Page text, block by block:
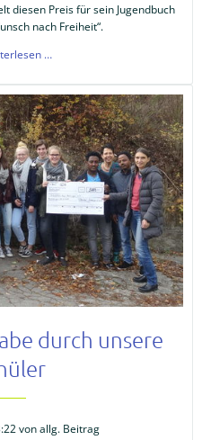
diesen Preis für sein Jugendbuch
nach Freiheit“.
…Unsere
treffen
Rafik
Schami
durch unsere
von allg. Beitrag